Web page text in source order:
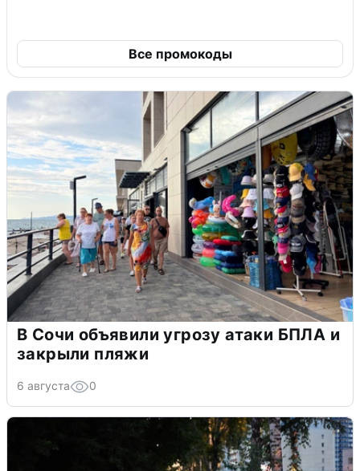
Все промокоды
В Сочи объявили угрозу атаки БПЛА и
закрыли пляжи
6 августа 0